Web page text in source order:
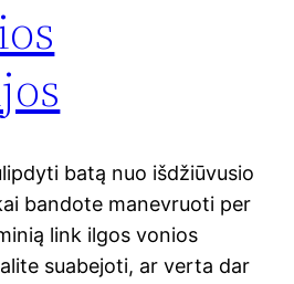
batą nuo išdžiūvusio
bandote manevruoti per
link ilgos vonios
suabejoti, ar verta dar